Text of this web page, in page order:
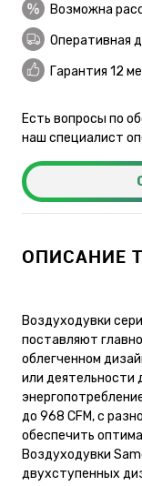
Возможна
Оперативная
Гарантия 12
Есть вопросы по
наш специалист
ОПИСАНИЕ
Воздуходувки
поставляют
облегченном
или деятельности
до 968 CFM, с
обеспечить
Воздуходувки
двухступенных